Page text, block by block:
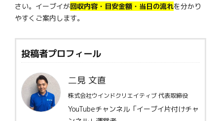
さい。イーブイが回収内容・目安金額・当日の流れを分かり
やすくご案内します。
投稿者プロフィール
二見 文直
株式会社ウインドクリエイティブ 代表取締役
YouTubeチャンネル「イーブイ片付けチャ